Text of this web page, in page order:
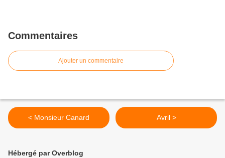
Commentaires
Ajouter un commentaire
< Monsieur Canard Avril >
Hébergé par Overblog